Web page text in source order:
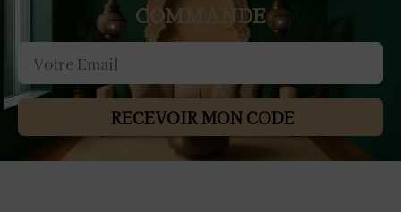
COMMANDE
RECEVOIR MON CODE